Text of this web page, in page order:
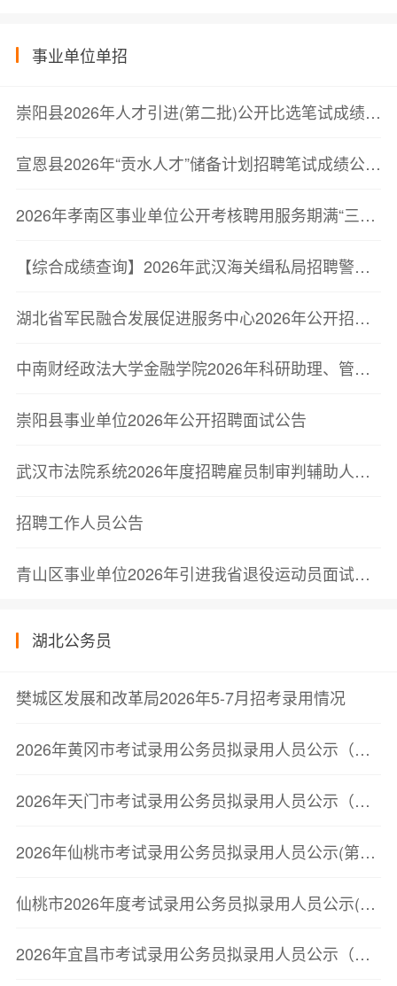
事业单位单招
崇阳县2026年人才引进(第二批)公开比选笔试成绩公告
宣恩县2026年“贡水人才”储备计划招聘笔试成绩公示及第二批次面试资格复审公告
2026年孝南区事业单位公开考核聘用服务期满“三支一扶”高校毕业生面试成绩公示
【综合成绩查询】2026年武汉海关缉私局招聘警务辅助人员综合成绩查询及体检、毒检、考察公告
湖北省军民融合发展促进服务中心2026年公开招聘工作拟聘用人员公示
中南财经政法大学金融学院2026年科研助理、管理助理、教学助理招聘公示
崇阳县事业单位2026年公开招聘面试公告
武汉市法院系统2026年度招聘雇员制审判辅助人员综合成绩暨资格复审、体检和考察公告
招聘工作人员公告
青山区事业单位2026年引进我省退役运动员面试公告
湖北公务员
樊城区发展和改革局2026年5-7月招考录用情况
2026年黄冈市考试录用公务员拟录用人员公示（第三批）
2026年天门市考试录用公务员拟录用人员公示（第二批）
2026年仙桃市考试录用公务员拟录用人员公示(第二批)
仙桃市2026年度考试录用公务员拟录用人员公示(第二批)
2026年宜昌市考试录用公务员拟录用人员公示（第二批）